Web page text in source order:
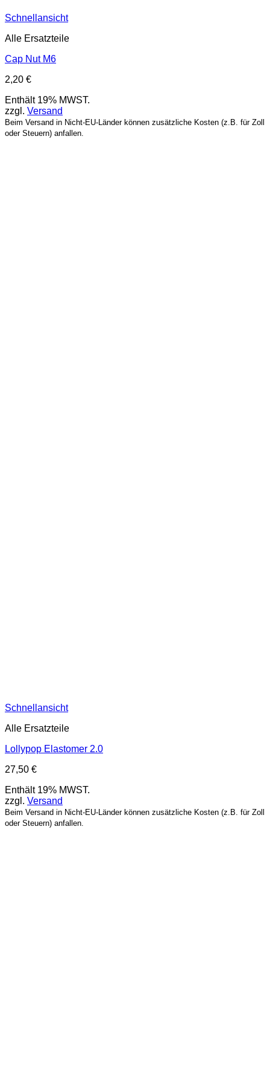
Schnellansicht
Alle Ersatzteile
Cap Nut M6
2,20 €
Enthält 19% MWST.
zzgl. Versand
Beim Versand in Nicht-EU-Länder können zusätzliche Kosten (z.B. für Zoll
oder Steuern) anfallen.
Schnellansicht
Alle Ersatzteile
Lollypop Elastomer 2.0
27,50 €
Enthält 19% MWST.
zzgl. Versand
Beim Versand in Nicht-EU-Länder können zusätzliche Kosten (z.B. für Zoll
oder Steuern) anfallen.